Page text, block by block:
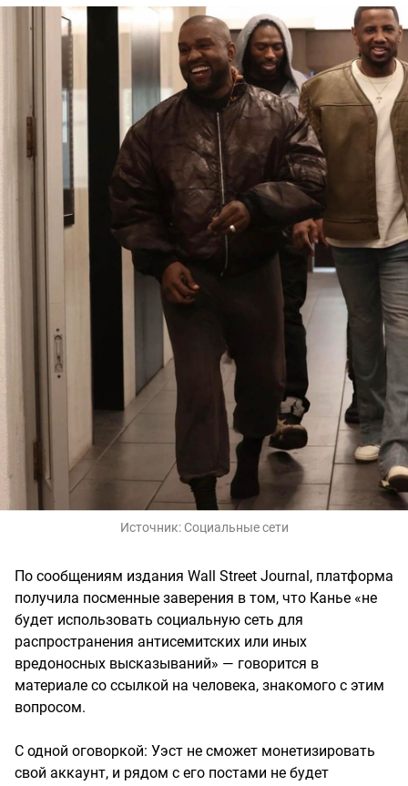
Источник: Социальные сети
По сообщениям издания Wall Street Journal, платформа
получила посменные заверения в том, что Канье «не
будет использовать социальную сеть для
распространения антисемитских или иных
вредоносных высказываний» — говорится в
материале со ссылкой на человека, знакомого с этим
вопросом.
С одной оговоркой: Уэст не сможет монетизировать
свой аккаунт, и рядом с его постами не будет